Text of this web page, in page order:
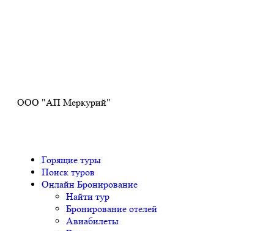
ООО "АП Меркурий"
Горящие туры
Поиск туров
Онлайн Бронирование
Найти тур
Бронирование отелей
Авиабилеты